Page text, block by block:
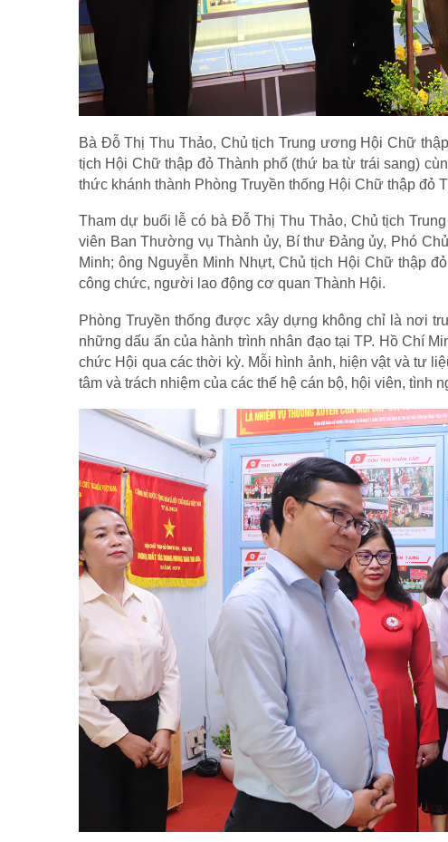
Bà Đỗ Thị Thu Thảo, Chủ tịch Trung ương Hội Chữ
tịch Hội Chữ thập đỏ Thành phố (thứ ba từ trái sang)
thức khánh thành Phòng Truyền thống Hội Chữ thập đỏ
Tham dự buổi lễ có bà Đỗ Thị Thu Thảo, Chủ tịch
viên Ban Thường vụ Thành ủy, Bí thư Đảng ủy, Phó
Minh; ông Nguyễn Minh Nhựt, Chủ tịch Hội Chữ thập
công chức, người lao động cơ quan Thành Hội.
Phòng Truyền thống được xây dựng không chỉ là nơi
những dấu ấn của hành trình nhân đạo tại TP. Hồ Chí
chức Hội qua các thời kỳ. Mỗi hình ảnh, hiện vật và tư
tâm và trách nhiệm của các thế hệ cán bộ, hội viên, tình